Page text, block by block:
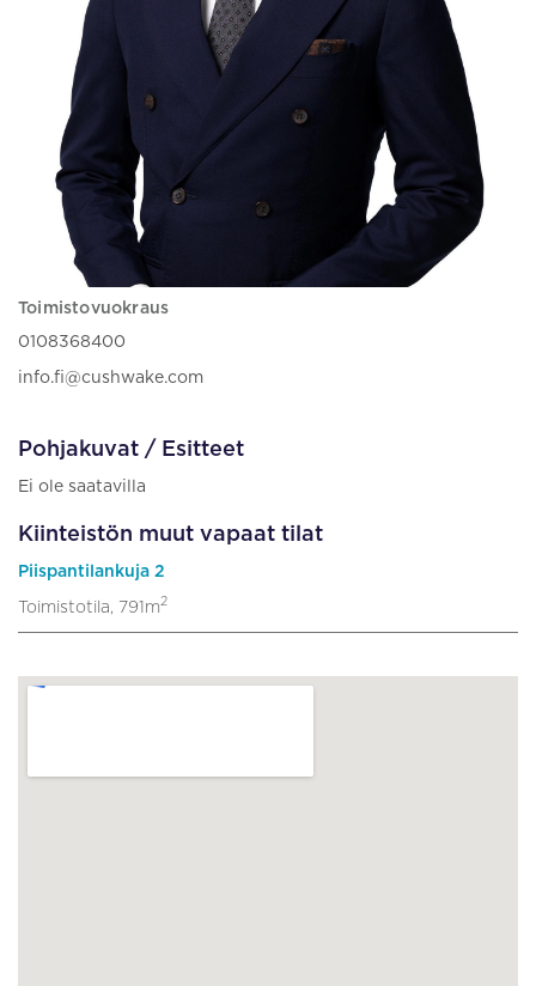
Toimistovuokraus
0108368400
info.fi@cushwake.com
Pohjakuvat / Esitteet
Ei ole saatavilla
Kiinteistön muut vapaat tilat
Piispantilankuja 2
Toimistotila, 791m2